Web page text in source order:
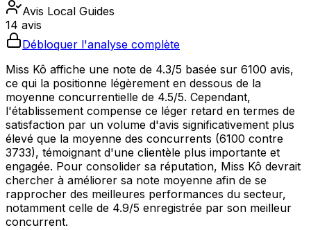
Avis Local Guides
14 avis
Débloquer l'analyse complète
Miss Kô affiche une note de 4.3/5 basée sur 6100 avis,
ce qui la positionne légèrement en dessous de la
moyenne concurrentielle de 4.5/5. Cependant,
l'établissement compense ce léger retard en termes de
satisfaction par un volume d'avis significativement plus
élevé que la moyenne des concurrents (6100 contre
3733), témoignant d'une clientèle plus importante et
engagée. Pour consolider sa réputation, Miss Kô devrait
chercher à améliorer sa note moyenne afin de se
rapprocher des meilleures performances du secteur,
notamment celle de 4.9/5 enregistrée par son meilleur
concurrent.